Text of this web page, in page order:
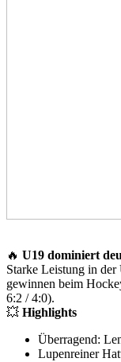
🔥 U19 dominiert
Starke Leistung in
gewinnen beim
6:2 / 4:0).
💥 Highlights
Überragend:
Lupenreiner